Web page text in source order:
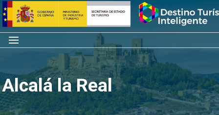
Saltar
al
contenido
Inicio
Menú
Alcalá la Real